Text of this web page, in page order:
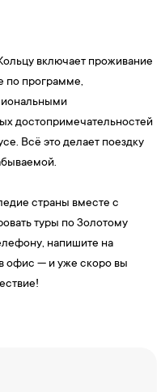
включает проживание
по программе,
достопримечательностей
Всё это делает поездку
страны вместе с
туры по Золотому
напишите на
офис — и уже скоро вы